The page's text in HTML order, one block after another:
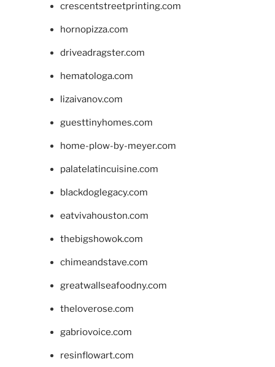
crescentstreetprinting.com
hornopizza.com
driveadragster.com
hematologa.com
lizaivanov.com
guesttinyhomes.com
home-plow-by-meyer.com
palatelatincuisine.com
blackdoglegacy.com
eatvivahouston.com
thebigshowok.com
chimeandstave.com
greatwallseafoodny.com
theloverose.com
gabriovoice.com
resinflowart.com